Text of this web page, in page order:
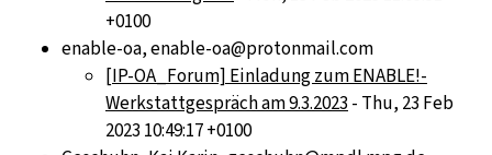
+0100
enable-oa, enable-oa@protonmail.com
[IP-OA_Forum] Einladung zum ENABLE!-
Werkstattgespräch am 9.3.2023 - Thu, 23 Feb
2023 10:49:17 +0100